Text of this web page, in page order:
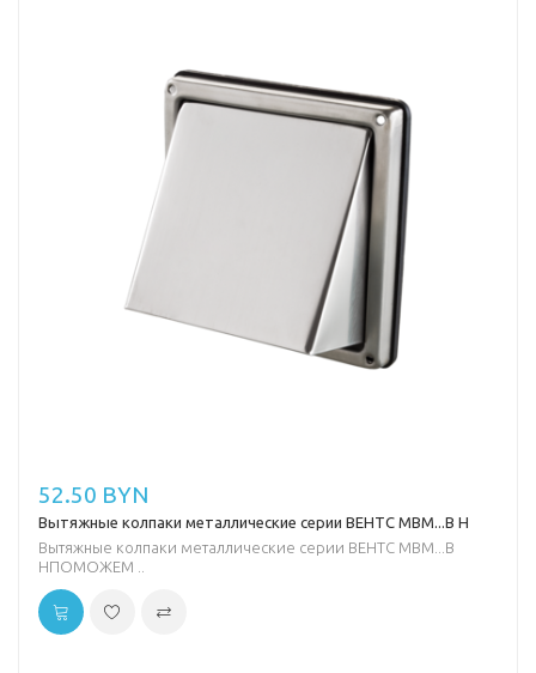
52.50 BYN
Вытяжные колпаки металлические серии ВЕНТС МВМ...В Н
Вытяжные колпаки металлические серии ВЕНТС МВМ...В
НПОМОЖЕМ ..